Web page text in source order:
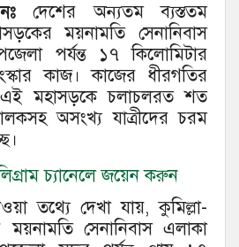
দেশের অন্যতম ব্যস্ততম
ময়নামতি সেনানিবাস
পর্যন্ত ১৭ কিলোমিটার
কাজ। কাজের ধীরগতির
এই মহাসড়কে চলাচলরত শত
অসংখ্য যাত্রীদের চরম
চ্যানেলে জয়েন করুন
তথ্যে দেখা যায়, কুমিল্লা-
সেনানিবাস এলাকা